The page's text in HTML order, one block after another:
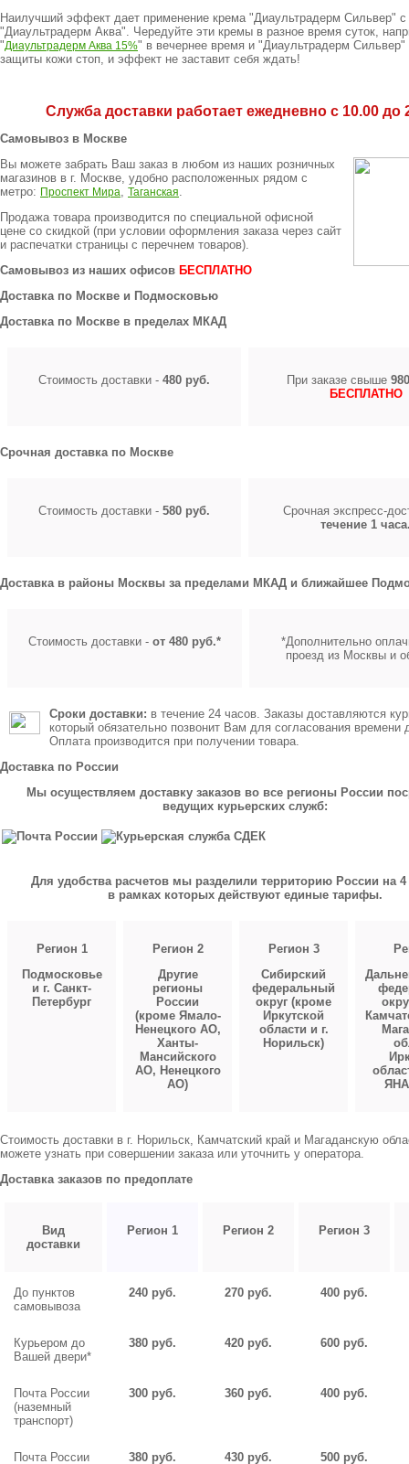
Наилучший эффект дает применение крема "Диаультрадерм Сильвер"
"Диаультрадерм Аква". Чередуйте эти кремы в разное время суток,
"Диаультрадерм Аква 15%" в вечернее время и "Диаультрадерм
защиты кожи стоп, и эффект не заставит себя ждать!
Служба доставки работает ежедневно с 10.00 до
Самовывоз в Москве
Вы можете забрать Ваш заказ в любом из наших розничных
магазинов в г. Москве, удобно расположенных рядом с
метро: Проспект Мира, Таганская.
Продажа товара производится по специальной офисной
цене со скидкой (при условии оформления заказа через сайт
и распечатки страницы с перечнем товаров).
Самовывоз из наших офисов БЕСПЛАТНО
Доставка по Москве и Подмосковью
Доставка по Москве в пределах МКАД
Стоимость доставки - 480 руб. При заказе свыше
БЕСПЛАТНО
Срочная доставка по Москве
Стоимость доставки - 580 руб.
Срочная экспресс-
течение 1
Доставка в районы Москвы за пределами МКАД и ближайшее
Стоимость доставки - от 480 руб.*
*Дополнительно
проезд из Москвы и
Сроки доставки: в течение 24 часов. Заказы доставляются
который обязательно позвонит Вам для согласования времени
Оплата производится при получении товара.
Доставка по России
Мы осуществляем доставку заказов во все регионы России
ведущих курьерских служб:
Для удобства расчетов мы разделили территорию России на 4
в рамках которых действуют единые тарифы.
Регион 1
Подмосковье
и г. Санкт-
Петербург
Регион 2
Другие
регионы
России
(кроме Ямало-
Ненецкого АО,
Ханты-
Мансийского
АО, Ненецкого
АО)
Регион 3
Сибирский
федеральный
округ (кроме
Иркутской
области и г.
Норильск)
Стоимость доставки в г. Норильск, Камчатский край и Магаданскую
можете узнать при совершении заказа или уточнить у оператора.
Доставка заказов по предоплате
Вид
доставки
Регион 1 Регион 2 Регион 3
До пунктов
самовывоза
240 руб. 270 руб. 400 руб.
Курьером до
Вашей двери*
380 руб. 420 руб. 600 руб.
Почта России
(наземный
транспорт)
300 руб. 360 руб. 400 руб.
Почта России 380 руб. 430 руб. 500 руб.